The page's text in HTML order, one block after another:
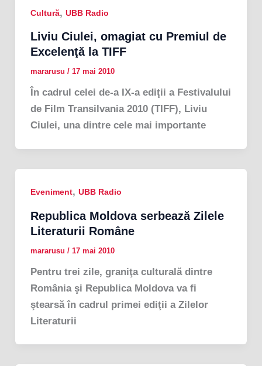
Cultură, UBB Radio
Liviu Ciulei, omagiat cu Premiul de
Excelenţă la TIFF
mararusu / 17 mai 2010
În cadrul celei de-a IX-a ediţii a Festivalului
de Film Transilvania 2010 (TIFF), Liviu
Ciulei, una dintre cele mai importante
Eveniment, UBB Radio
Republica Moldova serbează Zilele
Literaturii Române
mararusu / 17 mai 2010
Pentru trei zile, graniţa culturală dintre
România şi Republica Moldova va fi
ştearsă în cadrul primei ediţii a Zilelor
Literaturii